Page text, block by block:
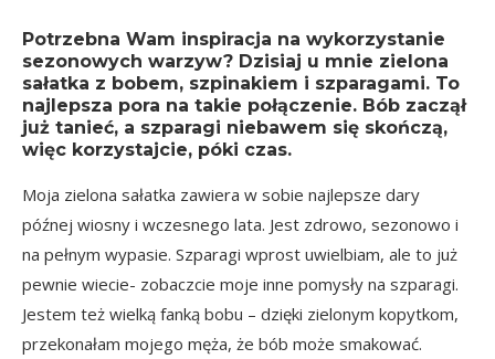
Potrzebna Wam inspiracja na wykorzystanie
sezonowych warzyw? Dzisiaj u mnie zielona
sałatka z bobem, szpinakiem i szparagami. To
najlepsza pora na takie połączenie. Bób zaczął
już tanieć, a szparagi niebawem się skończą,
więc korzystajcie, póki czas.
Moja zielona sałatka zawiera w sobie najlepsze dary
późnej wiosny i wczesnego lata. Jest zdrowo, sezonowo i
na pełnym wypasie. Szparagi wprost uwielbiam, ale to już
pewnie wiecie- zobaczcie moje inne pomysły na szparagi.
Jestem też wielką fanką bobu – dzięki zielonym kopytkom,
przekonałam mojego męża, że bób może smakować.